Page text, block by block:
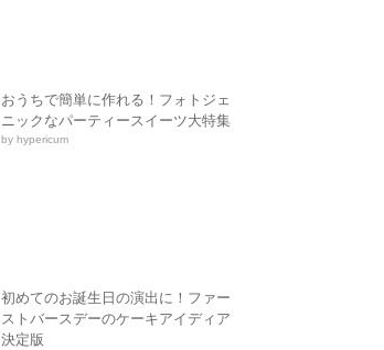
おうちで簡単に作れる！フォトジェ
ニックなパーティースイーツ大特集
by hypericum
初めてのお誕生日の演出に！ファー
ストバースデーのケーキアイディア
決定版